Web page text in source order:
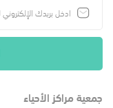
جمعية مراكز الأحياء